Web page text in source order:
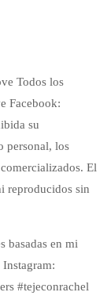
Todos los
Facebook:
su
personal, los
El
reproducidos sin
basadas en mi
#tejeconrachel